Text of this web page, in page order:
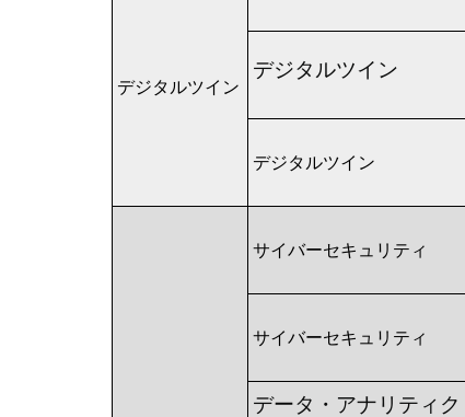
デジタルツイン
デジタルツイン
デジタルツイン
サイバーセキュリティ
サイバーセキュリティ
データ・アナリティク